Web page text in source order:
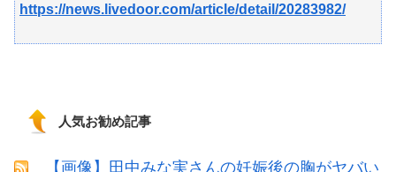
https://news.livedoor.com/article/detail/20283982/
人気お勧め記事
【画像】田中みな実さんの妊娠後の胸がヤバい